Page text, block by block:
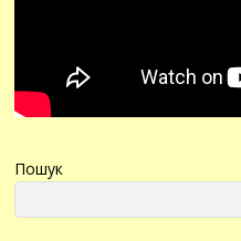
Пошук